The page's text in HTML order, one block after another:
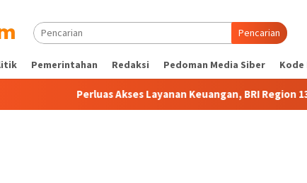
Pencarian
Pemerintahan Redaksi Pedoman Media Siber Kode
Perluas Akses Layanan Keuangan, BRI Region 13 Malang